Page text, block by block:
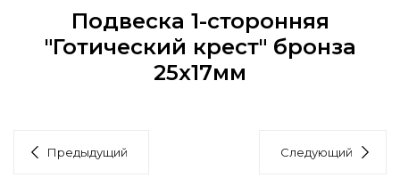
Подвеска 1-сторонняя
"Готический крест" бронза
25х17мм
Предыдущий Следующий